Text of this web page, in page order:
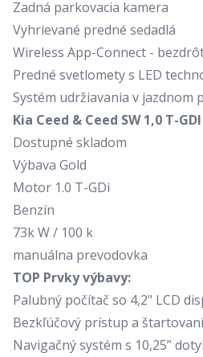
Zadná parkovacia kamera
Vyhrievané predné sedadlá
Wireless App-Connect -
Predné svetlomety s LED
Systém udržiavania v jazdnom
Kia Ceed & Ceed SW 1,0 T-GDI
Dostupné skladom
Výbava Gold
Motor 1.0 T-GDi
Benzín
73k W / 100 k
manuálna prevodovka
TOP Prvky výbavy:
Palubný počítač so 4,2" LCD
Bezkľúčový prístup a
Navigačný systém s 10,25”